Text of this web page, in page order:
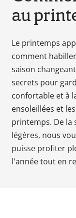
au
Le printemps
comment
saison
secrets pour
confortable et à
ensoleillées et
printemps. De la
légères, nous
puisse profiter
l'année tout en